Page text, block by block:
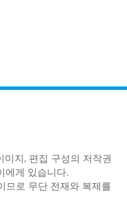
지, 편집 구성의 저작권
에게 있습니다.
므로 무단 전재와 복제를